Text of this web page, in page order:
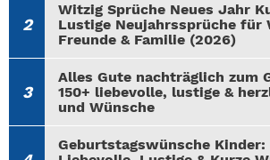
Witzig Sprüche Neues Jahr
Lustige Neujahrssprüche für
Freunde & Familie (2026)
Alles Gute nachträglich zum
150+ liebevolle, lustige &
und Wünsche
Geburtstagswünsche Kinder: